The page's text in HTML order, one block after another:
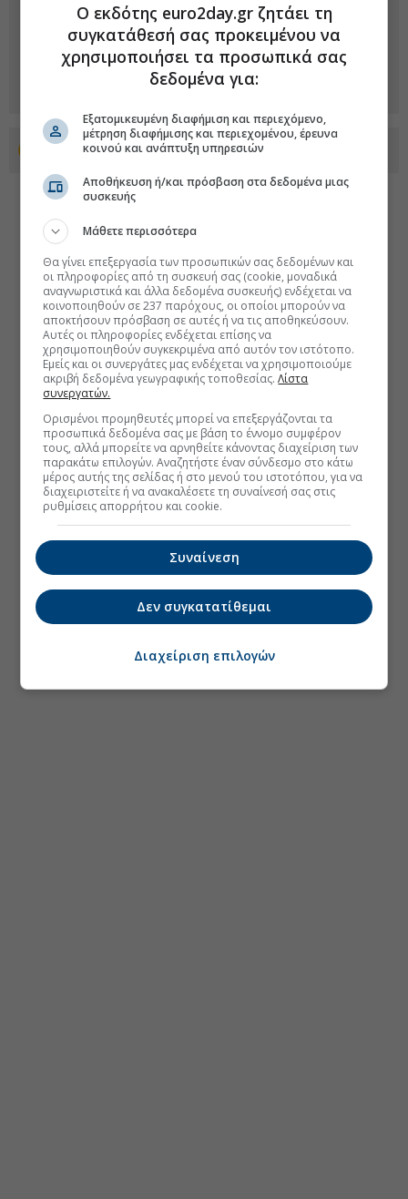
Προσθέστε το euro2day.gr στο Discover
Ο εκδότης euro2day.gr ζητάει τη
συγκατάθεσή σας προκειμένου να
χρησιμοποιήσει τα προσωπικά σας
δεδομένα για:
Εξατομικευμένη διαφήμιση και περιεχόμενο,
μέτρηση διαφήμισης και περιεχομένου, έρευνα
κοινού και ανάπτυξη υπηρεσιών
Αποθήκευση ή/και πρόσβαση στα δεδομένα μιας
συσκευής
Μάθετε περισσότερα
Θα γίνει επεξεργασία των προσωπικών σας δεδομένων και
οι πληροφορίες από τη συσκευή σας (cookie, μοναδικά
αναγνωριστικά και άλλα δεδομένα συσκευής) ενδέχεται να
κοινοποιηθούν σε 237 παρόχους, οι οποίοι μπορούν να
αποκτήσουν πρόσβαση σε αυτές ή να τις αποθηκεύσουν.
Αυτές οι πληροφορίες ενδέχεται επίσης να
χρησιμοποιηθούν συγκεκριμένα από αυτόν τον ιστότοπο.
Εμείς και οι συνεργάτες μας ενδέχεται να χρησιμοποιούμε
ακριβή δεδομένα γεωγραφικής τοποθεσίας.Λίστα
συνεργατών.
Ορισμένοι προμηθευτές μπορεί να επεξεργάζονται τα
προσωπικά δεδομένα σας με βάση το έννομο συμφέρον
τους, αλλά μπορείτε να αρνηθείτε κάνοντας διαχείριση των
παρακάτω επιλογών. Αναζητήστε έναν σύνδεσμο στο κάτω
μέρος αυτής της σελίδας ή στο μενού του ιστοτόπου, για να
διαχειριστείτε ή να ανακαλέσετε τη συναίνεσή σας στις
ρυθμίσεις απορρήτου και cookie.
Συναίνεση
Δεν συγκατατίθεμαι
Διαχείριση επιλογών